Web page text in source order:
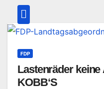
FDP
Lastenräder
KOBB‘S